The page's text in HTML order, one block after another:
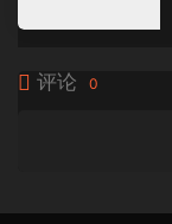
评论 0